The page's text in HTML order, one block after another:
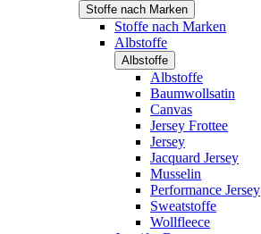
Stoffe nach Marken
Stoffe nach Marken
Albstoffe
Albstoffe
Albstoffe
Baumwollsatin
Canvas
Jersey Frottee
Jersey
Jacquard Jersey
Musselin
Performance Jersey
Sweatstoffe
Wollfleece